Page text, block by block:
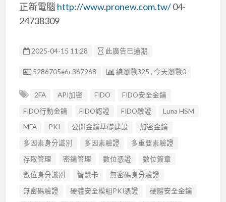
正新電腦 http://www.pronew.com.tw/04-
24738309
2025-04-15 11:28 此廣告已逾期
廣告编號
5286705e6c367968 總瀏覽325 , 今天瀏覽0
2FA API加密 FIDO
FIDO安全金鑰
FIDO行動金鑰
FIDO認證 FIDO驗證
Luna HSM
MFA
PKI 公開金鑰基礎建設
加密金鑰
多因素身分識別
多因素驗證
多重要素驗證
存取管理
密鑰管理 數位憑證
數位簽章
數位身分識別
智慧卡
無密碼身分驗證
無密碼驗證
硬體安全模組PKI憑證
硬體安全金鑰